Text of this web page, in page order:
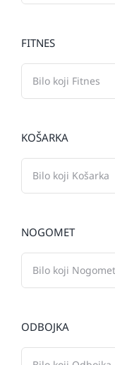
FITNES
KOŠARKA
NOGOMET
ODBOJKA